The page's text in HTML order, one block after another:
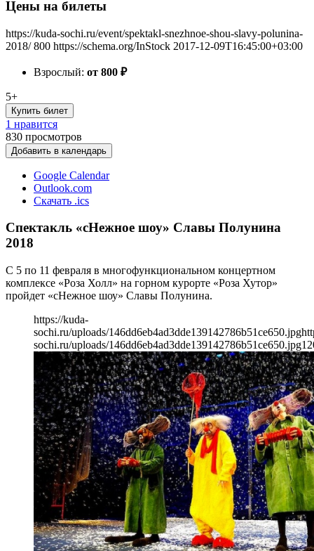
Цены на билеты
https://kuda-sochi.ru/event/spektakl-snezhnoe-shou-slavy-polunina-
2018/ 800 https://schema.org/InStock 2017-12-09T16:45:00+03:00
Взрослый: от 800 ₽
5+
Купить билет
1 нравится
830 просмотров
Добавить в календарь
Google Calendar
Outlook.com
Скачать .ics
Спектакль «сНежное шоу» Славы Полунина
2018
С 5 по 11 февраля в многофункциональном концертном
комплексе «Роза Холл» на горном курорте «Роза Хутор»
пройдет «сНежное шоу» Славы Полунина.
https://kuda-
sochi.ru/uploads/146dd6eb4ad3dde139142786b51ce650.jpg
sochi.ru/uploads/146dd6eb4ad3dde139142786b51ce650.jpg